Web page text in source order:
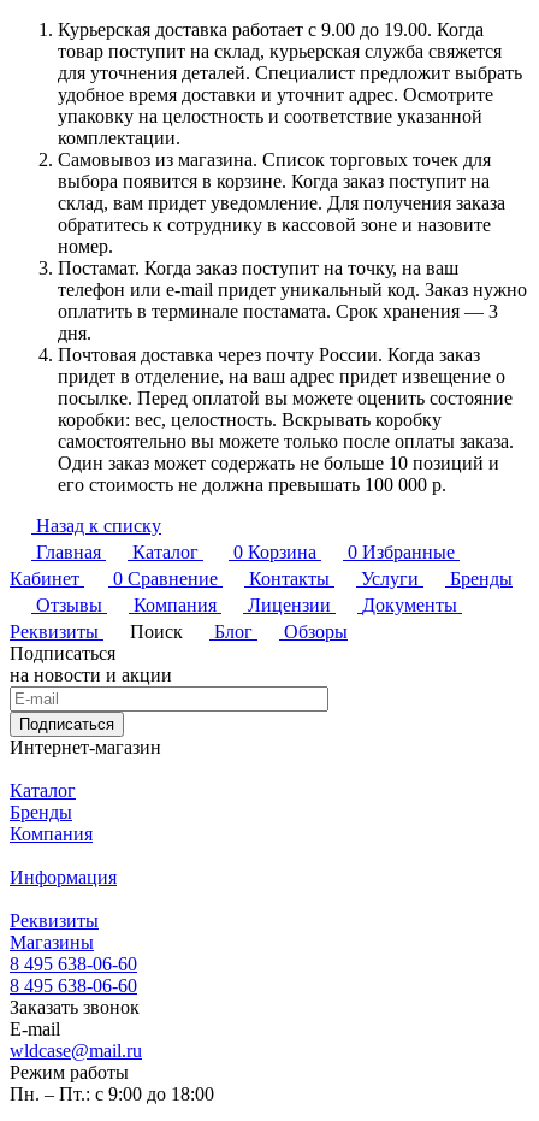
Курьерская доставка работает с 9.00 до 19.00. Когда
товар поступит на склад, курьерская служба свяжется
для уточнения деталей. Специалист предложит выбрать
удобное время доставки и уточнит адрес. Осмотрите
упаковку на целостность и соответствие указанной
комплектации.
Самовывоз из магазина. Список торговых точек для
выбора появится в корзине. Когда заказ поступит на
склад, вам придет уведомление. Для получения заказа
обратитесь к сотруднику в кассовой зоне и назовите
номер.
Постамат. Когда заказ поступит на точку, на ваш
телефон или e-mail придет уникальный код. Заказ нужно
оплатить в терминале постамата. Срок хранения — 3
дня.
Почтовая доставка через почту России. Когда заказ
придет в отделение, на ваш адрес придет извещение о
посылке. Перед оплатой вы можете оценить состояние
коробки: вес, целостность. Вскрывать коробку
самостоятельно вы можете только после оплаты заказа.
Один заказ может содержать не больше 10 позиций и
его стоимость не должна превышать 100 000 р.
Назад к списку
Главная
Каталог 0 Корзина 0 Избранные
Кабинет
0 Сравнение Контакты Услуги
Бренды
Отзывы
Компания Лицензии
Документы
Реквизиты
Поиск Блог
Обзоры
Подписаться
на новости и акции
Подписаться
Интернет-магазин
Каталог
Бренды
Компания
Информация
Реквизиты
Магазины
8 495 638-06-60
8 495 638-06-60
Заказать звонок
E-mail
wldcase@mail.ru
Режим работы
Пн. – Пт.: с 9:00 до 18:00